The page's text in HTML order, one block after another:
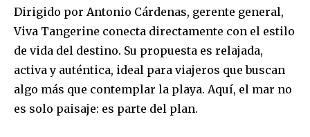
Dirigido por Antonio Cárdenas, gerente general,
Viva Tangerine conecta directamente con el estilo
de vida del destino. Su propuesta es relajada,
activa y auténtica, ideal para viajeros que buscan
algo más que contemplar la playa. Aquí, el mar no
es solo paisaje: es parte del plan.